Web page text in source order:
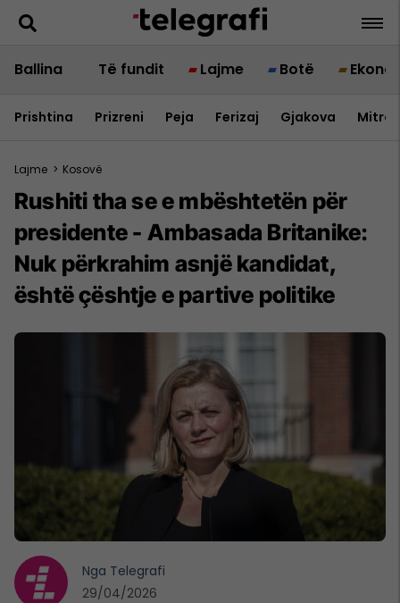
Ballina Të fundit Lajme Botë
Prishtina Prizreni Peja Ferizaj Gjakova
Lajme > Kosovë
Rushiti tha se e mbështetën për
presidente - Ambasada Britanike:
Nuk përkrahim asnjë kandidat,
është çështje e partive politike
Nga Telegrafi
29/04/2026